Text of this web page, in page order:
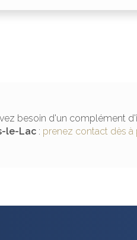
besoin d'un complément
le-Lac : prenez contact dès à